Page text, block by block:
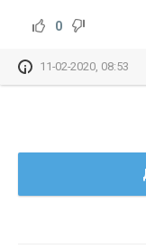
0
11-02-2020, 08:53